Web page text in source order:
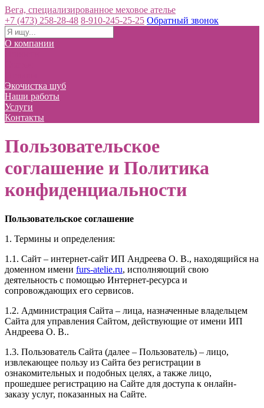
Вега, специализированное меховое ателье
+7 (473) 258-28-48 8-910-245-25-25 Обратный звонок
О компании
Экочистка шуб
Наши работы
Услуги
Контакты
Пользовательское
соглашение и Политика
конфиденциальности
Пользовательское соглашение
1. Термины и определения:
1.1. Сайт – интернет-сайт ИП Андреева О. В., находящийся на
доменном имени furs-atelie.ru, исполняющий свою
деятельность с помощью Интернет-ресурса и
сопровождающих его сервисов.
1.2. Администрация Сайта – лица, назначенные владельцем
Сайта для управления Сайтом, действующие от имени ИП
Андреева О. В..
1.3. Пользователь Сайта (далее – Пользователь) – лицо,
извлекающее пользу из Сайта без регистрации в
ознакомительных и подобных целях, а также лицо,
прошедшее регистрацию на Сайте для доступа к онлайн-
заказу услуг, показанных на Сайте.